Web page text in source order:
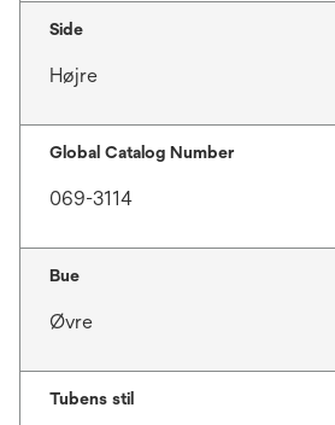
Side
Højre
Global Catalog Number
069-3114
Bue
Øvre
Tubens stil